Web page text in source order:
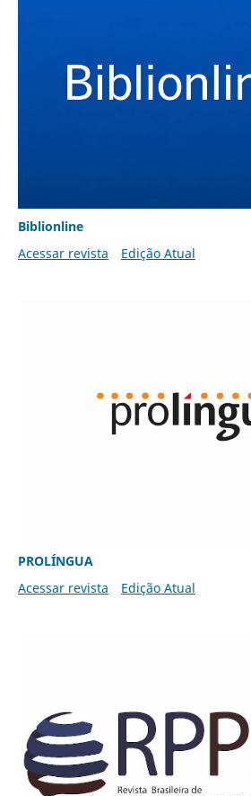
Biblionline
Acessar revista
Edição Atual
PROLÍNGUA
Acessar revista
Edição Atual